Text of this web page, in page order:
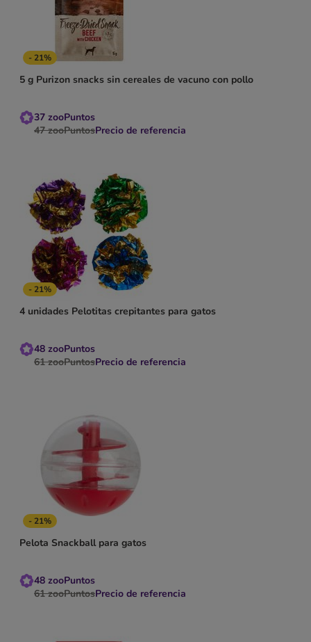
- 21%
5 g Purizon snacks sin cereales de vacuno con pollo
37 zooPuntos
47 zooPuntosPrecio de referencia
- 21%
4 unidades Pelotitas crepitantes para gatos
48 zooPuntos
61 zooPuntosPrecio de referencia
- 21%
Pelota Snackball para gatos
48 zooPuntos
61 zooPuntosPrecio de referencia